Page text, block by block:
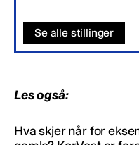
Se alle stillinger
Les også:
Hva skjer når for